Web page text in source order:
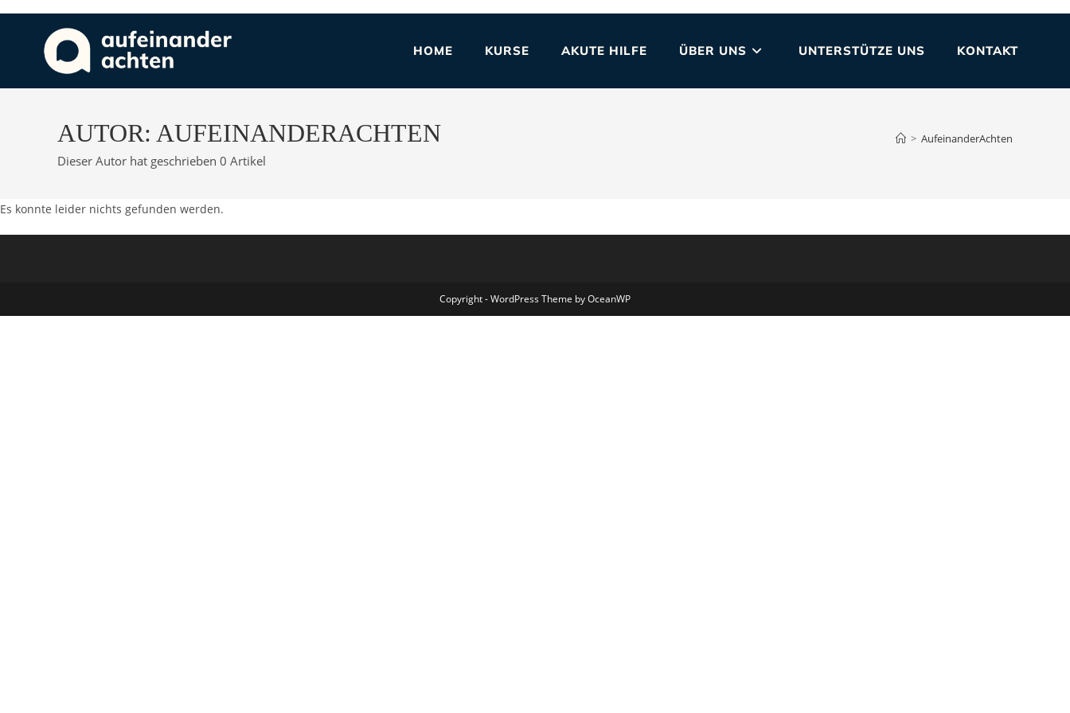
springen
HOME KURSE AKUTE HILFE ÜBER UNS UNTERSTÜTZE UNS KONTAKT
AUTOR: AUFEINANDERACHTEN
Dieser Autor hat geschrieben 0 Artikel
> AufeinanderAchten
Es konnte leider nichts gefunden werden.
Copyright - WordPress Theme by OceanWP